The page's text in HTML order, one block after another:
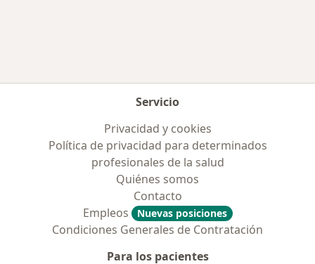
Servicio
Privacidad y cookies
Política de privacidad para determinados
profesionales de la salud
Quiénes somos
Contacto
Empleos
Nuevas posiciones
Condiciones Generales de Contratación
Para los pacientes